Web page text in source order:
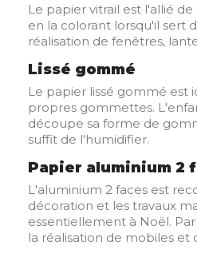
Le papier vitrail est l'allié
en la colorant lorsqu'il sert
réalisation de fenêtres,
Lissé gommé
Le papier lissé gommé est
propres gommettes.
découpe sa forme de
suffit de l'humidifier.
Papier aluminium 2
L'aluminium 2 faces est
décoration et les travaux
essentiellement à Noël.
la réalisation de mobiles